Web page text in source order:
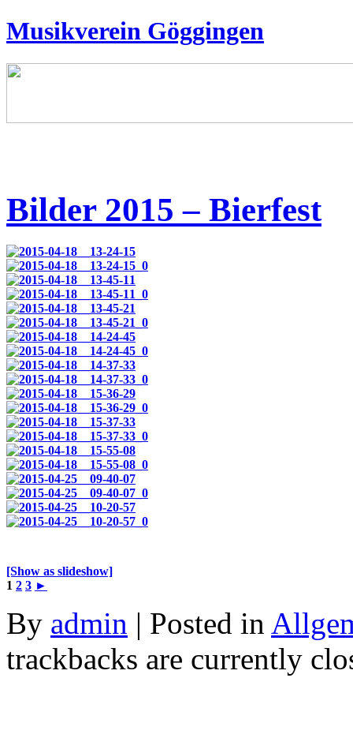
Musikverein Göggingen
Bilder 2015 – Bierfest
[Show as slideshow]
1 2 3 ►
By admin | Posted in
trackbacks are currently